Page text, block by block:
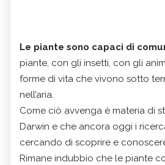
Le piante sono capaci di
piante, con gli insetti, con gli
forme di vita che vivono sotto
nell’aria.
Come ciò avvenga è materia di
Darwin e che ancora oggi i
cercando di scoprire e
Rimane indubbio che le piante